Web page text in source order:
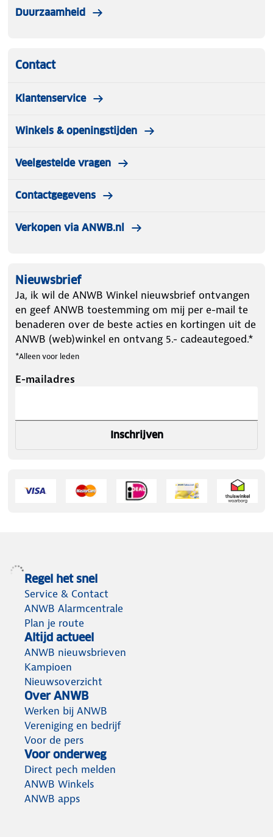
Duurzaamheid
Contact
Klantenservice
Winkels & openingstijden
Veelgestelde vragen
Contactgegevens
Verkopen via ANWB.nl
Nieuwsbrief
Ja, ik wil de ANWB Winkel nieuwsbrief ontvangen
en geef ANWB toestemming om mij per e-mail te
benaderen over de beste acties en kortingen uit de
ANWB (web)winkel en ontvang 5.- cadeautegoed.*
*Alleen voor leden
E-mailadres
Inschrijven
Regel het snel
Service & Contact
ANWB Alarmcentrale
Plan je route
Altijd actueel
ANWB nieuwsbrieven
Kampioen
Nieuwsoverzicht
Over ANWB
Werken bij ANWB
Vereniging en bedrijf
Voor de pers
Voor onderweg
Direct pech melden
ANWB Winkels
ANWB apps